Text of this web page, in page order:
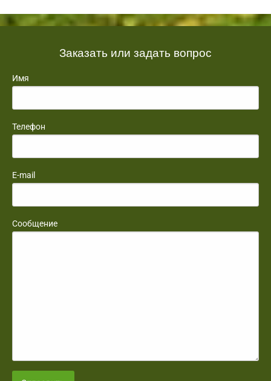
Заказать или задать вопрос
Имя
Телефон
E-mail
Сообщение